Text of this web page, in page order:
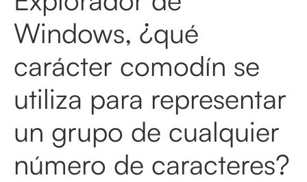
Windows, ¿qué
carácter comodín se
utiliza para representar
un grupo de cualquier
número de caracteres?